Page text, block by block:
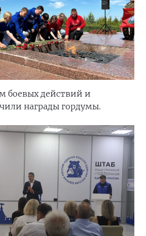
боевых действий и
награды гордумы.